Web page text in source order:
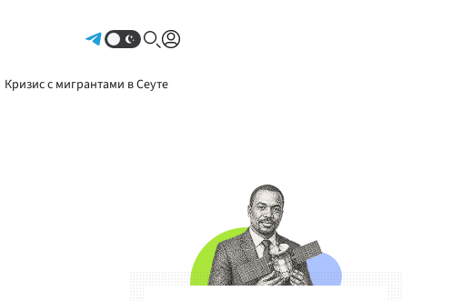
Кризис с мигрантами в Сеуте